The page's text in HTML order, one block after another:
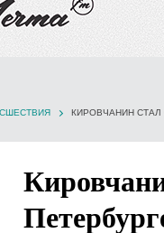
КИРОВЧАНИН СТАЛ